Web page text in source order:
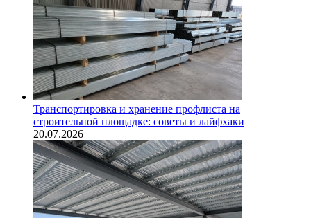
Транспортировка и хранение профлиста на
строительной площадке: советы и лайфхаки
20.07.2026